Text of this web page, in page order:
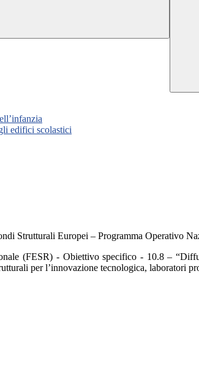
edifici scolastici
Strutturali Europei – Programma Operativo
(FESR) - Obiettivo specifico - 10.8 –
per l’innovazione tecnologica, laboratori